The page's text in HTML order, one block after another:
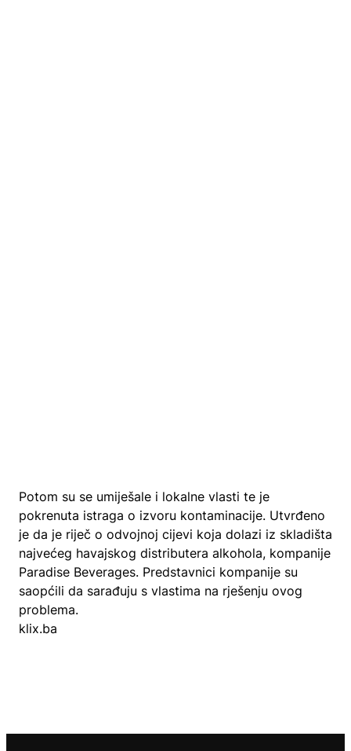
Potom su se umiješale i lokalne vlasti te je
pokrenuta istraga o izvoru kontaminacije. Utvrđeno
je da je riječ o odvojnoj cijevi koja dolazi iz skladišta
najvećeg havajskog distributera alkohola, kompanije
Paradise Beverages. Predstavnici kompanije su
saopćili da sarađuju s vlastima na rješenju ovog
problema.
klix.ba